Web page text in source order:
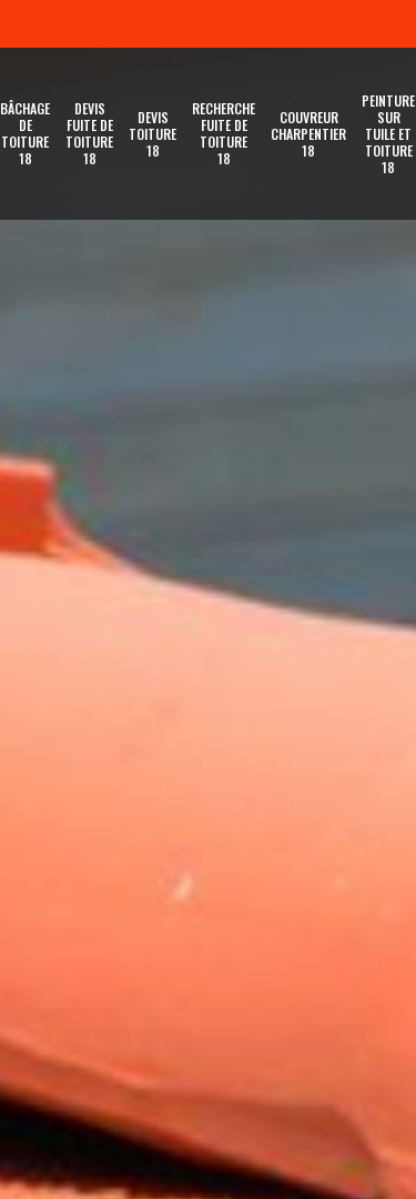
BÂCHAGE
DE
TOITURE
18
DEVIS
FUITE DE
TOITURE
18
DEVIS
TOITURE
18
RECHERCHE
FUITE DE
TOITURE
18
COUVREUR
CHARPENTIER
18
PEINTURE
SUR
TUILE ET
TOITURE
18